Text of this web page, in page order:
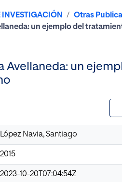
INVESTIGACIÓN
Otras
un ejemplo del
Avellaneda: un
López Navia, Santiago
2015
2023-10-20T07:04:54Z